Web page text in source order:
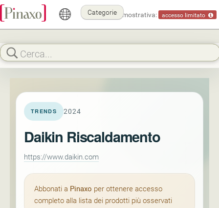
Modalità dimostrativa: accesso limitato
Categorie
TRENDS 2024
Daikin Riscaldamento
https://www.daikin.com
Abbonati a Pinaxo per ottenere accesso
completo alla lista dei prodotti più osservati